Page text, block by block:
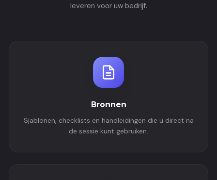
leveren voor uw bedrijf.
Bronnen
Sjablonen, checklists en handleidingen die u direct na
de sessie kunt gebruiken.